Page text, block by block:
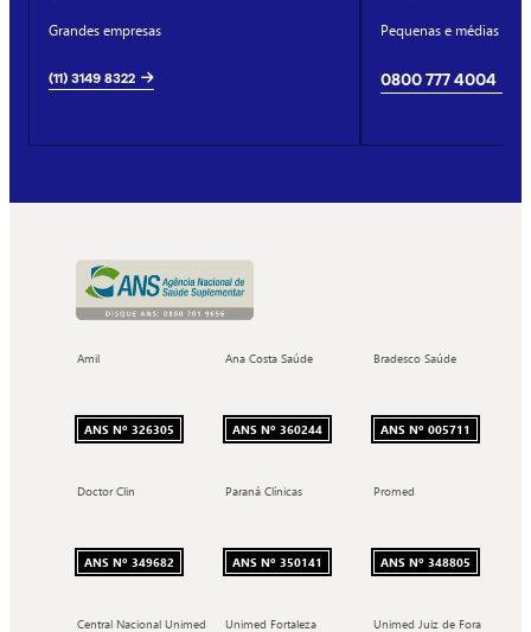
Grandes empresas
(11) 3149 8322
Pequenas e médias
0800 777 4004
Amil
ANS Nº 326305
Ana Costa Saúde
ANS Nº 360244
Bradesco Saúde
ANS Nº 005711
Doctor Clin
ANS Nº 349682
Paraná Clínicas
ANS Nº 350141
Promed
ANS Nº 348805
Central Nacional Unimed Unimed Fortaleza Unimed Juiz de Fora